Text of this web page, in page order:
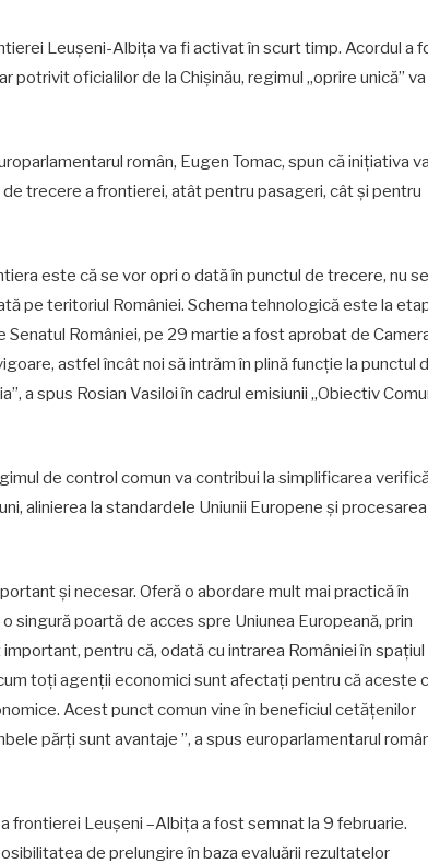
Leușeni-Albița va fi activat în scurt timp. Acordul a
potrivit oficialilor de la Chișinău, regimul „oprire unică”
român, Eugen Tomac, spun că inițiativa va
trecere a frontierei, atât pentru pasageri, cât și pentru
este că se vor opri o dată în punctul de trecere, nu
pe teritoriul României. Schema tehnologică este la
României, pe 29 martie a fost aprobat de
astfel încât noi să intrăm în plină funcție la punctul
a spus Rosian Vasiloi în cadrul emisiunii „Obiectiv
de control comun va contribui la simplificarea
alinierea la standardele Uniunii Europene şi
și necesar. Oferă o abordare mult mai practică în
poartă de acces spre Uniunea Europeană, prin
pentru că, odată cu intrarea României în spațiul
toți agenții economici sunt afectați pentru că aceste
Acest punct comun vine în beneficiul cetățenilor
părți sunt avantaje ”, a spus europarlamentarul
frontierei Leușeni –Albița a fost semnat la 9 februarie.
de prelungire în baza evaluării rezultatelor